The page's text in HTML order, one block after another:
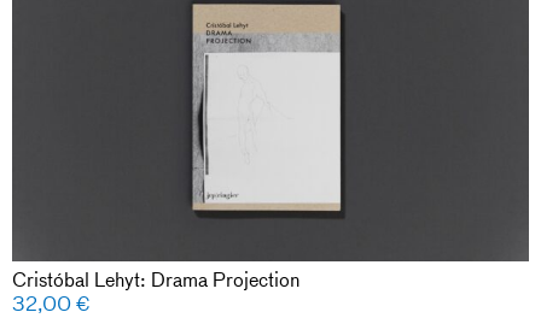
Cristóbal Lehyt: Drama Projection
32,00€